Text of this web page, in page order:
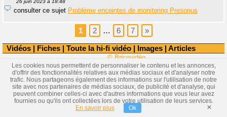
Vidéos | Fiches | Toute la hi-fi vidéo | Images | Articles
26 juin 2023 à 18:48
consulter ce sujet Problème enceintes de monitoring Presonus
1 2 … 6 7 »
© Bricovidéo
Les cookies nous permettent de personnaliser le contenu et les annonces,
d'offrir des fonctionnalités relatives aux médias sociaux et d'analyser notre
trafic. Nous partageons également des informations sur l'utilisation de notre
site avec nos partenaires de médias sociaux, de publicité et d'analyse, qui
peuvent combiner celles-ci avec d'autres informations que vous leur avez
fournies ou qu'ils ont collectées lors de votre utilisation de leurs services.
En savoir plus
Ok ×